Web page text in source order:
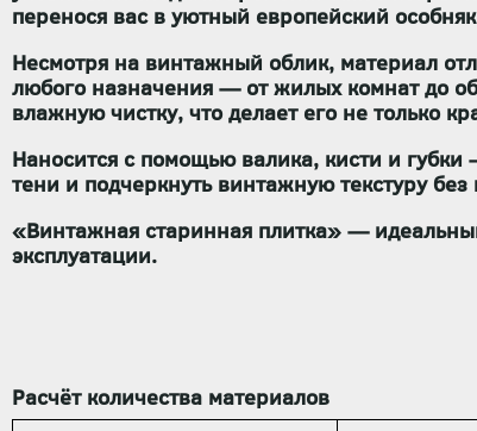
перенося вас в уютный европейский
Несмотря на винтажный облик, материал
любого назначения — от жилых комнат до
влажную чистку, что делает его не только
Наносится с помощью валика, кисти и губки
тени и подчеркнуть винтажную текстуру
«Винтажная старинная плитка» —
эксплуатации.
Расчёт количества материалов